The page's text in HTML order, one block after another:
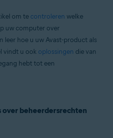
2, 32-/64-bits
om te controleren welke
uw computer over
leer hoe u uw Avast-product als
vindt u ook oplossingen die van
hebt tot een
beheerdersrechten